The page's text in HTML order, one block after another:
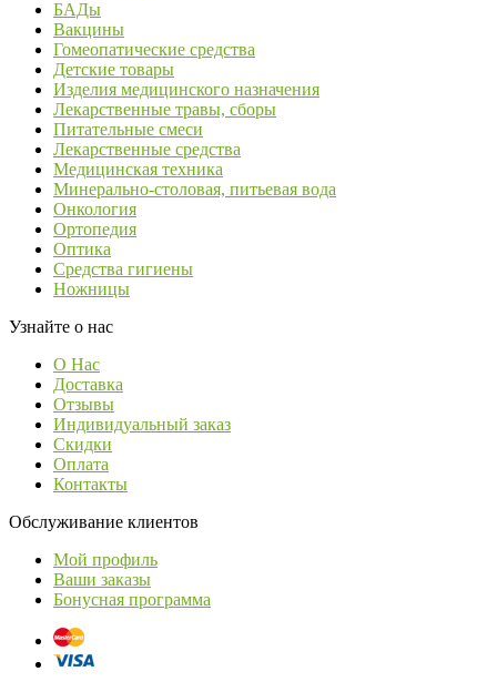
БАДы
Вакцины
Гомеопатические средства
Детские товары
Изделия медицинского назначения
Лекарственные травы, сборы
Питательные смеси
Лекарственные средства
Медицинская техника
Минерально-столовая, питьевая вода
Онкология
Ортопедия
Оптика
Средства гигиены
Ножницы
Узнайте о нас
О Нас
Доставка
Отзывы
Индивидуальный заказ
Скидки
Оплата
Контакты
Обслуживание клиентов
Мой профиль
Ваши заказы
Бонусная программа